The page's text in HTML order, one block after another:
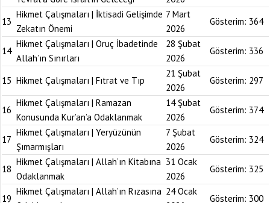
13
Hikmet Çalışmaları | İktisadi Gelişimde
Zekatın Önemi
7 Mart
2026
Gösterim: 364
14
Hikmet Çalışmaları | Oruç İbadetinde
Allah’ın Sınırları
28 Şubat
2026
Gösterim: 336
15 Hikmet Çalışmaları | Fıtrat ve Tıp
21 Şubat
2026
Gösterim: 297
16
Hikmet Çalışmaları | Ramazan
Konusunda Kur’an’a Odaklanmak
14 Şubat
2026
Gösterim: 374
17
Hikmet Çalışmaları | Yeryüzünün
Şımarmışları
7 Şubat
2026
Gösterim: 324
18
Hikmet Çalışmaları | Allah’ın Kitabına
Odaklanmak
31 Ocak
2026
Gösterim: 325
19
Hikmet Çalışmaları | Allah’ın Rızasına 24 Ocak
Gösterim: 300